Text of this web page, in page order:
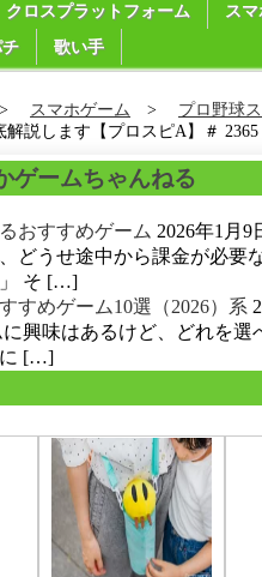
クロスプラットフォーム ス
歌い手
スマホゲーム プロ野球
解説します【プロスピA】＃ 2365
ゲームちゃんねる
おすすめゲーム 2026年1月9
、どうせ途中から課金が必
」 そ […]
すめゲーム10選（2026）系
興味はあるけど、どれを選
に […]